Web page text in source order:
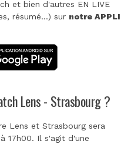
et bien d'autres EN LIVE
résumé...) sur notre APPLI
Lens - Strasbourg ?
Lens et Strasbourg sera
17h00. Il s'agit d'une